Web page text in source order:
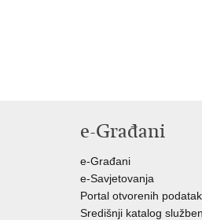
e-Građani
e-Građani
e-Savjetovanja
Portal otvorenih
Središnji katalog